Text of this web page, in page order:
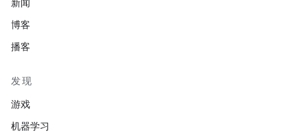
新闻
博客
播客
发现
游戏
机器学习